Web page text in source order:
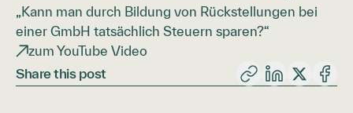
„Kann man durch Bildung von Rückstellungen bei
einer GmbH tatsächlich Steuern sparen?“
zum YouTube Video
Share this post